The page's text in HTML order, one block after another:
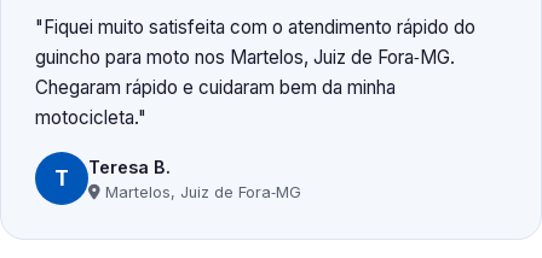
Fiquei muito satisfeita com o atendimento rápido do
guincho para moto nos Martelos, Juiz de Fora‑MG.
Chegaram rápido e cuidaram bem da minha
motocicleta.
T Teresa B.
Martelos, Juiz de Fora‑MG